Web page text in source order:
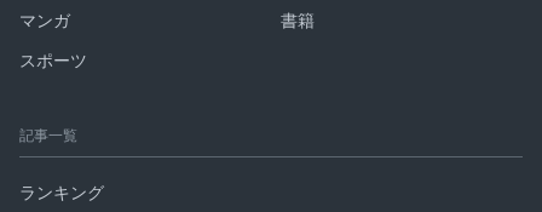
マンガ
書籍
スポーツ
記事一覧
ランキング